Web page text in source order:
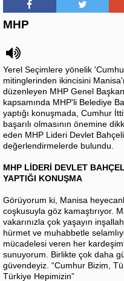
MHP
Yerel Seçimlere yönelik
mitinglerinden ikincisini
düzenleyen MHP Genel
kapsamında MHP'li Belediye
yaptığı konuşmada, Cumhur
başarılı olmasının önemine
eden MHP Lideri Devlet
değerlendirmelerde bulundu.
MHP LİDERİ DEVLET
YAPTIĞI KONUŞMA
Görüyorum ki, Manisa
coşkusuyla göz kamaştırıyor.
vakarınızla çok yaşayın
hürmet ve muhabbetle
mücadelesi veren her
sunuyorum. Birlikte çok daha
güvendeyiz. “Cumhur Bizim,
Türkiye Hepimizin”